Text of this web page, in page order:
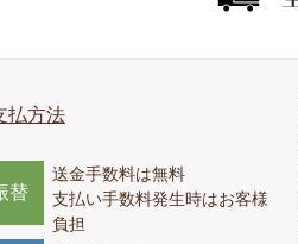
払方法
替
送金手数料は無料
支払い手数料発生時はお客様
負担